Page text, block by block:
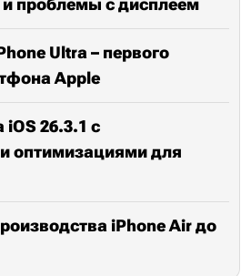
и проблемы c дисплеем
Ultra – первого
Apple
26.3.1 с
оптимизациями для
iPhone Air до